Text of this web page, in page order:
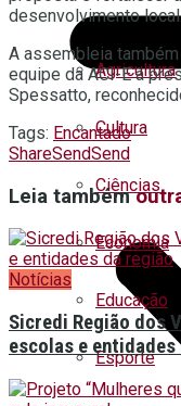
Agricultura
Cultura
Ciências
Economia
Educação
Esporte
desenvolvimento
A assembleia
equipe da ACI-E à
Spessatto,
Tags: Encantado
ShareSendSend
Leia também
Notícias
Sicredi Região dos
escolas e